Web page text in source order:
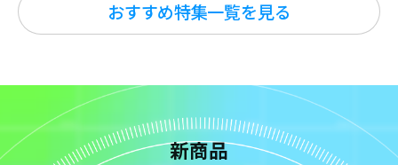
おすすめ特集一覧を見る
新商品